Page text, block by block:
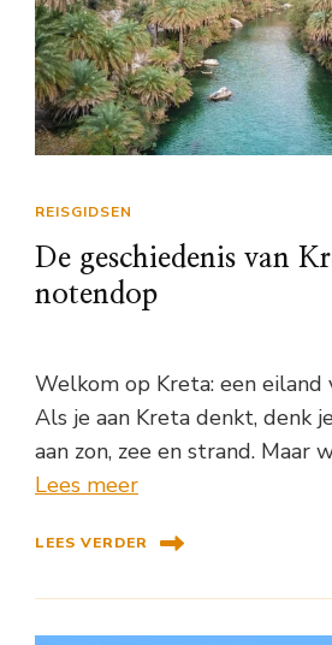
REISGIDSEN
De geschiedenis van
notendop
Welkom op Kreta: een eiland
Als je aan Kreta denkt, denk
aan zon, zee en strand. Maar
Lees meer
LEES VERDER